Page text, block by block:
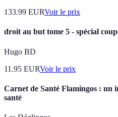
133.99 EURVoir le prix
droit au but tome 5 - spécial
Hugo BD
11.95 EURVoir le prix
Carnet de Santé Flamingos : un
santé